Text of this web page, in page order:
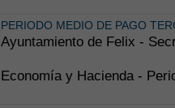
PERIODO MEDIO DE PAGO
Ayuntamiento de Felix -
Economía y Hacienda -